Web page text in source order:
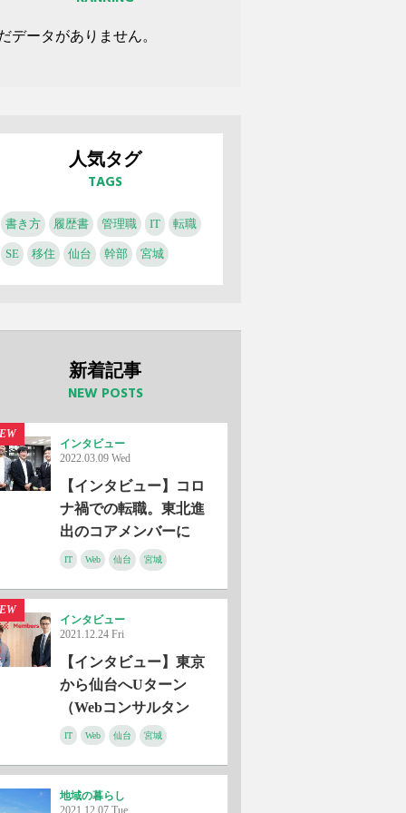
データがありません。
人気タグ
TAGS
書き方 履歴書 管理職 IT 転職
SE 移住 仙台 幹部 宮城
新着記事
NEW POSTS
インタビュー
2022.03.09 Wed
【インタビュー】コロ
ナ禍での転職。東北進
出のコアメンバーに
（ITエンジニア・株式
IT Web 仙台 宮城
インタビュー
2021.12.24 Fri
【インタビュー】東京
から仙台へUターン
（Webコンサルタン
ト・株式会社メンバー
IT Web 仙台 宮城
地域の暮らし
2021.12.07 Tue